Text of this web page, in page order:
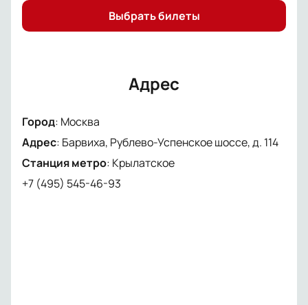
Выбрать билеты
Адрес
Город: Москва
Адрес: Барвиха, Рублево-Успенское шоссе, д. 114
Станция метро: Крылатское
+7 (495) 545-46-93